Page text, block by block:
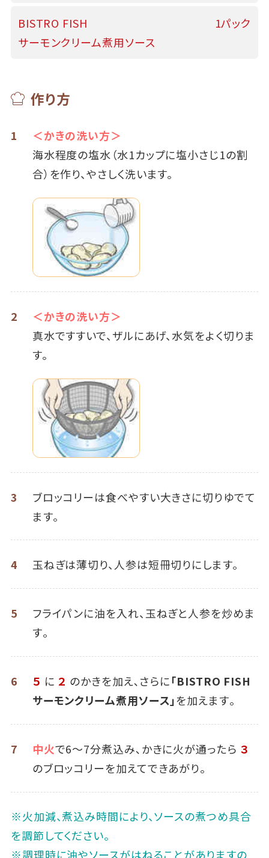
BISTRO FISH
サーモンクリーム煮用ソース
1パック
作り方
1
＜かきの洗い方＞
海水程度の塩水（水1カップに塩小さじ1の割
合）を作り、やさしく洗います。
2
＜かきの洗い方＞
真水ですすいで、ザルにあげ、水気をよく切りま
す。
3
ブロッコリーは食べやすい大きさに切りゆでて
ます。
4 玉ねぎは薄切り、人参は短冊切りにします。
5
フライパンに油を入れ、玉ねぎと人参を炒めま
す｡
6 ５ に ２ のかきを加え､さらに「BISTRO FISH
サーモンクリーム煮用ソース」を加えます｡
7 中火で6～7分煮込み､かきに火が通ったら ３
のブロッコリーを加えてできあがり｡
※火加減、煮込み時間により、ソースの煮つめ具合
を調節してください。
※調理時に油やソースがはねることがありますの